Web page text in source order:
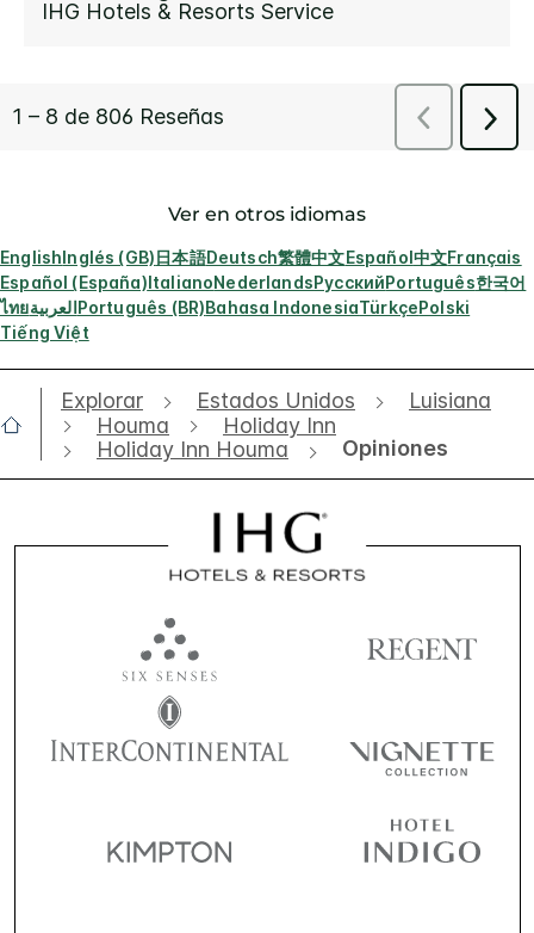
Ver en otros idiomas
EnglishInglés (GB)日本語Deutsch繁體中文Español中文Français
Español (España)ItalianoNederlandsРусскийPortuguês한국어
ไทยالعربيةPortuguês (BR)Bahasa IndonesiaTürkçePolski
Tiếng Việt
Explorar Estados Unidos
Luisiana
Houma
Holiday Inn
Holiday Inn Houma
Opiniones